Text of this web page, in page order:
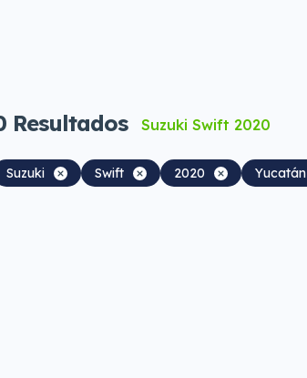
Resultados Suzuki Swift 2020
Suzuki Swift 2020 Yucatán